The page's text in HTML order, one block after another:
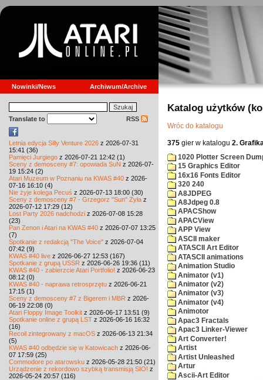
Nowinki/News Archiwum/Archive
Translate to RSS
Letnia edycja Silly Venture 2026 z 2026-07-31
15:41 (36)
Pamięci Jurgiego z 2026-07-21 12:42 (1)
Sceny z demosceny #7: opowiada SuN z 2026-07-
19 15:24 (2)
Atari Muzeum w Poznaniu na KWAS #40 z 2026-
07-16 16:10 (4)
Nie żyje kolega Pecuś z 2026-07-13 18:00 (30)
Sceny z demosceny #7 - Grzegorz "Sun" Żyła z
2026-07-12 17:29 (12)
Lost Party 2026 nadchodzi z 2026-07-08 15:28
(23)
Pan Zenon i Atari na KWAS #40 z 2026-07-07 13:25
(7)
Spotkanie z redakcją "The Voice" z 2026-07-04
07:42 (9)
KWAS #40 live z 2026-06-27 12:53 (167)
Spotkanie z grupą USSR z 2026-06-26 19:36 (11)
KWAS #40 - zabierzcie Atari Portfolio! z 2026-06-23
08:12 (0)
KWAS #40 - naprawa retrosprzętu z 2026-06-21
17:15 (1)
Sceny z demosceny #7 z Bigerem i MBR z 2026-
06-19 22:08 (0)
Atari Floppy Image Toolkit z 2026-06-17 13:51 (9)
Spotkanie online z grupą LST z 2026-06-16 16:32
(16)
Recoil zintegrowany z macOS z 2026-06-13 21:34
(5)
KWAS #40 odbędzie się w Katowicach z 2026-06-
07 17:59 (25)
Commodore po atarowsku z 2026-05-28 21:50 (21)
Urządzenie z rekordowo szybką transmisją SIO! z
2026-05-24 20:57 (116)
Katalog użytków
Wróc do katalogu
375 gier w katalogu 2.
1020 Plotter Screen
15 Graphics Editor
16x16 Fonts Editor
320 240
A8JDPEG
A8Jdpeg 0.8
APACShow
APACView
APP View
ASCII maker
ATASCII Art Editor
ATASCII animations
Animation Studio
Animator (v1)
Animator (v2)
Animator (v3)
Animator (v4)
Animotor
Apac3 Fractals
Apac3 Linker-Viewer
Art Converter!
Artist
Artist Unleashed
Artur
Ascii-Art Editor